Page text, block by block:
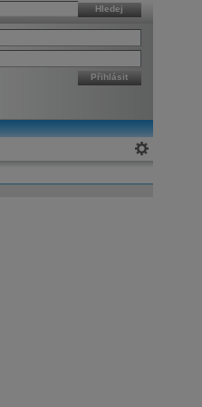
Hledej
Přihlásit